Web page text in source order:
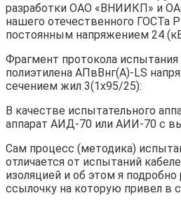
разработки ОАО «ВНИИКП» и
нашего отечественного ГОСТа
постоянным напряжением 24
Фрагмент протокола испытания
полиэтилена АПвВнг(А)-LS
сечением жил 3(1х95/25):
В качестве испытательного
аппарат АИД-70 или АИИ-70 с
Сам процесс (методика)
отличается от испытаний
изоляцией и об этом я
ссылочку на которую привел в